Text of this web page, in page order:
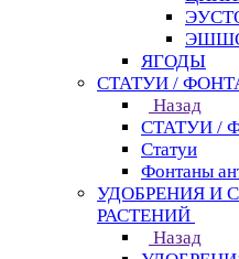
ЯГОДЫ
СТАТУИ /
Назад
СТАТУИ /
Статуи
Фонтаны
УДОБРЕНИЯ И
РАСТЕНИЙ
Назад